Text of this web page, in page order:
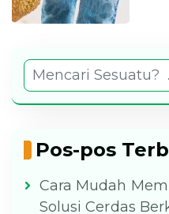
Pos-pos
Cara Mudah
Solusi Cerdas